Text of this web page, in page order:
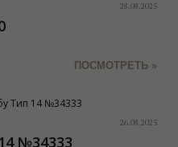
28.08.2025
ПОСМОТРЕТЬ »
26.08.2025
№34333